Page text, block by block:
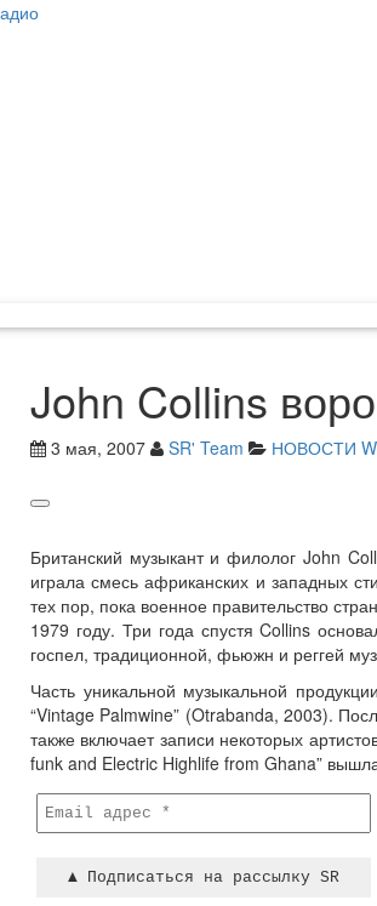
John Collins
3 мая, 2007 SR' Team НОВОСТИ
Британский музыкант и филолог John
играла смесь африканских и западных
тех пор, пока военное правительство
1979 году. Три года спустя Collins
госпел, традиционной, фьюжн и реггей
Часть уникальной музыкальной
“Vintage Palmwine” (Otrabanda, 2003).
также включает записи некоторых
funk and Electric Highlife from Ghana”